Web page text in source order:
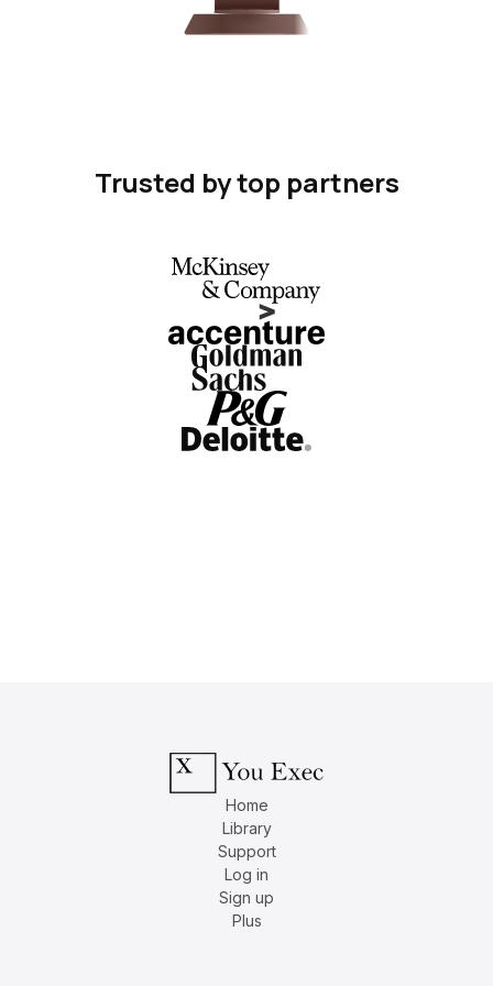
Trusted by top partners
Home
Library
Support
Log in
Sign up
Plus